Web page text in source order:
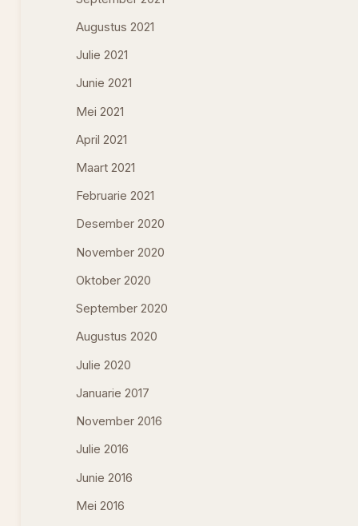
Augustus 2021
Julie 2021
Junie 2021
Mei 2021
April 2021
Maart 2021
Februarie 2021
Desember 2020
November 2020
Oktober 2020
September 2020
Augustus 2020
Julie 2020
Januarie 2017
November 2016
Julie 2016
Junie 2016
Mei 2016